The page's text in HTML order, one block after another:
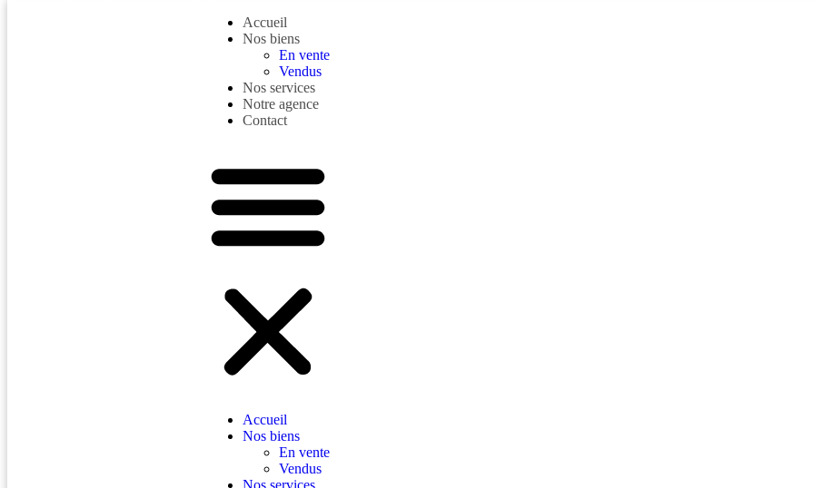
Accueil
Nos biens
En vente
Vendus
Nos services
Notre agence
Contact
Accueil
Nos biens
En vente
Vendus
Nos services